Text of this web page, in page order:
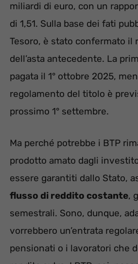
miliardi di euro, con un
di 1,51. Sulla base dei fati
Tesoro, è stato confermato il
dell’asta antecedente. La
pagata il 1° ottobre 2025,
regolamento del titolo è
prossimo 1° settembre.
Ma perché potrebbe i BTP
prodotto amato dagli
essere garantiti dallo Stato,
flusso di reddito costante,
semestrali. Sono, dunque,
vorrebbero un’entrata
pensionati o i lavoratori che